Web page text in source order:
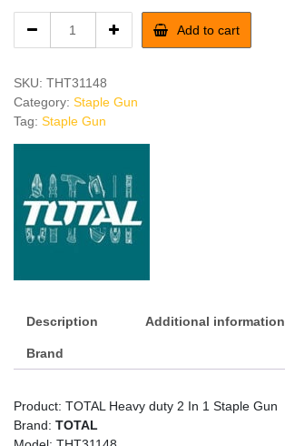
Heavy
2
1
quantity
Add to cart
SKU: THT31148
Category: Staple Gun
Tag: Staple Gun
Description Additional information
Brand
Product: TOTAL Heavy duty 2 In 1 Staple Gun
Brand: TOTAL